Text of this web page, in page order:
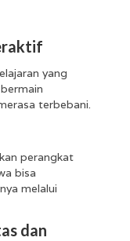
yang
terbebani.
perangkat
bisa
melalui
dan